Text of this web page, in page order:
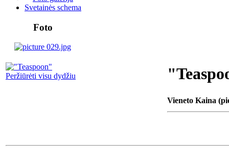
Svetainės schema
Foto
Peržiūrėti visu dydžiu
Vieneto Kaina